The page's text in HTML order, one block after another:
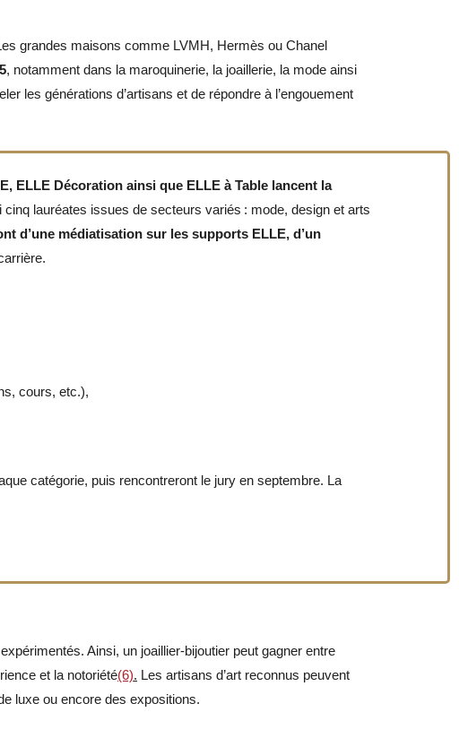
grandes maisons comme LVMH, Hermès ou Chanel
, notamment dans la maroquinerie, la joaillerie, la mode ainsi
les générations d’artisans et de répondre à l’engouement
ELLE Décoration ainsi que ELLE à Table lancent la
lauréates issues de secteurs variés : mode, design et arts
d’une médiatisation sur les supports ELLE, d’un
.
cours, etc.),
catégorie, puis rencontreront le jury en septembre. La
Ainsi, un joaillier-bijoutier peut gagner entre
et la notoriété(6). Les artisans d’art reconnus peuvent
luxe ou encore des expositions.